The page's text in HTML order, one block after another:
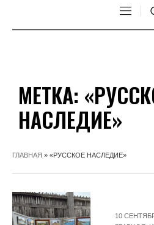
МЕТКА:
НАСЛЕДИЕ»
ГЛАВНАЯ » «РУССКОЕ НАСЛЕДИЕ»
10